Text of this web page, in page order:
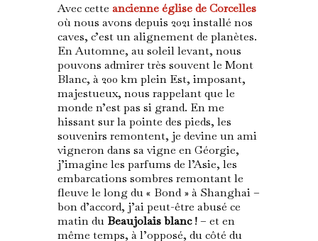
Avec cette ancienne église de Corcelles
où nous avons depuis 2021 installé nos
caves, c’est un alignement de planètes.
En Automne, au soleil levant, nous
pouvons admirer très souvent le Mont
Blanc, à 200 km plein Est, imposant,
majestueux, nous rappelant que le
monde n’est pas si grand. En me
hissant sur la pointe des pieds, les
souvenirs remontent, je devine un ami
vigneron dans sa vigne en Géorgie,
j’imagine les parfums de l’Asie, les
embarcations sombres remontant le
fleuve le long du « Bond » à Shanghai –
bon d’accord, j’ai peut-être abusé ce
matin du Beaujolais blanc! – et en
même temps, à l’opposé, du côté du